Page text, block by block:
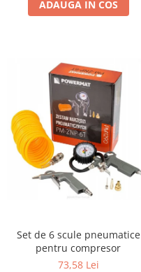
ADAUGA IN COS
Set de 6 scule pneumatice
pentru compresor
73,58 Lei